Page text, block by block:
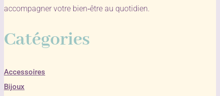
accompagner votre bien‑être au quotidien.
Catégories
Accessoires
Bijoux